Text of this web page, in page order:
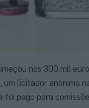
nos 300 mil
um licitador anónimo
foi pago para